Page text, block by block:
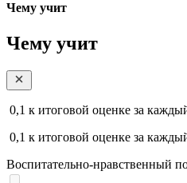
Чему учит
Чему учит
0,1 к итоговой оценке за
0,1 к итоговой оценке за
Воспитательно-нравственный